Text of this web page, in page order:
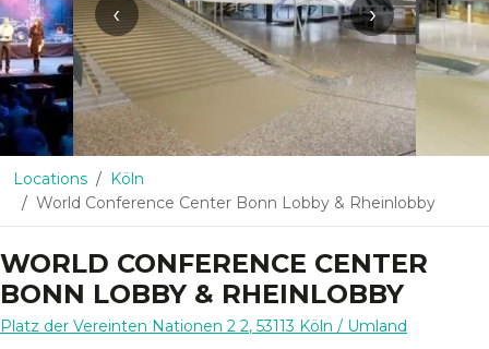
‹ ›
Locations
Köln
World Conference Center Bonn Lobby & Rheinlobby
WORLD CONFERENCE CENTER
BONN LOBBY & RHEINLOBBY
Platz der Vereinten Nationen 2 2, 53113 Köln / Umland